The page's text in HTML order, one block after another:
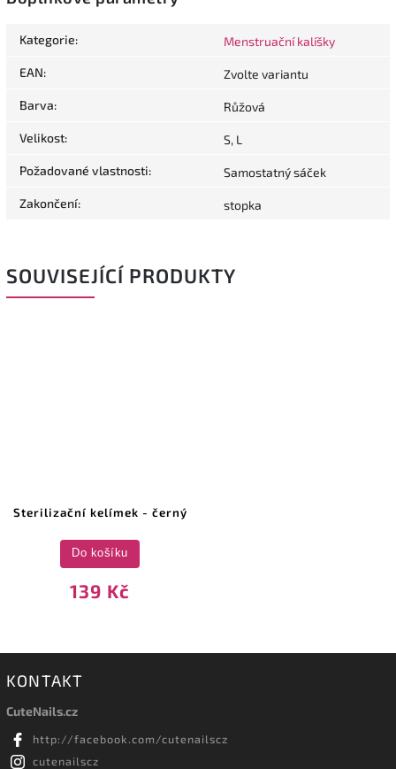
Kategorie: Menstruační kalíšky
EAN: Zvolte variantu
Barva: Růžová
Velikost: S, L
Požadované vlastnosti: Samostatný sáček
Zakončení: stopka
SOUVISEJÍCÍ PRODUKTY
Sterilizační kelímek - černý
139 Kč
Do košíku
KONTAKT
CuteNails.cz
http://facebook.com/cutenailscz
cutenailscz